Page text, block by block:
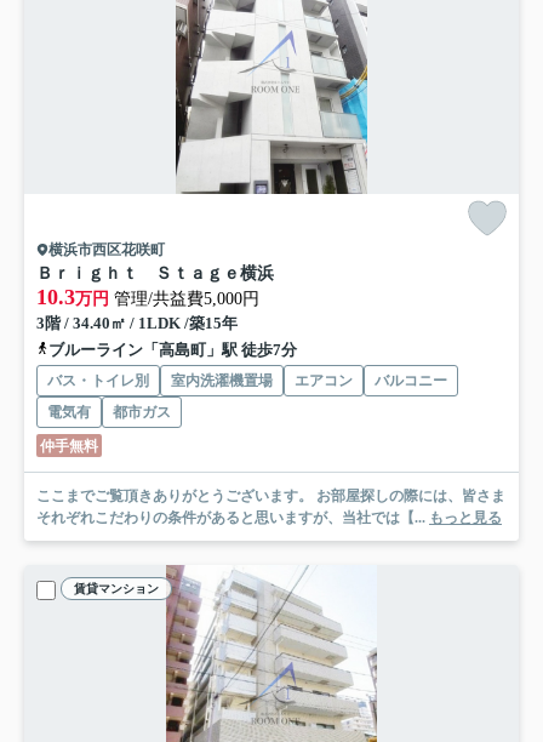
横浜市西区花咲町
Ｂｒｉｇｈｔ Ｓｔａｇｅ横浜
10.3万円 管理/共益費5,000円
3階 / 34.40㎡ / 1LDK /築15年
ブルーライン「高島町」駅 徒歩7分
バス・トイレ別 室内洗濯機置場 エアコン
バルコニー
電気有
都市ガス
仲手無料
ここまでご覧頂きありがとうございます。 お部屋探しの際には、皆さま
それぞれこだわりの条件があると思いますが、当社では【... もっと見る
賃貸マンション